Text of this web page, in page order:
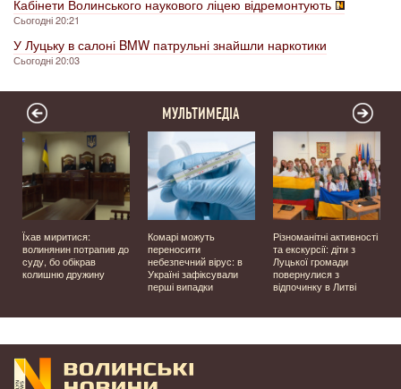
Кабінети Волинського наукового ліцею відремонтують
Сьогодні 20:21
У Луцьку в салоні BMW патрульні знайшли наркотики
Сьогодні 20:03
МУЛЬТИМЕДІА
Їхав миритися:
волинянин потрапив до
суду, бо обікрав
колишню дружину
Комарі можуть
переносити
небезпечний вірус: в
Україні зафіксували
перші випадки
Різноманітні активності
та екскурсії: діти з
Луцької громади
повернулися з
відпочинку в Литві